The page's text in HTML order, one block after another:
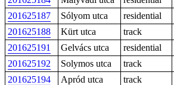
201625187
Sólyom utca
residential
201625188
Kürt utca
track
201625191
Gelvács utca
residential
201625192
Solymos utca
track
201625194
Apród utca
track